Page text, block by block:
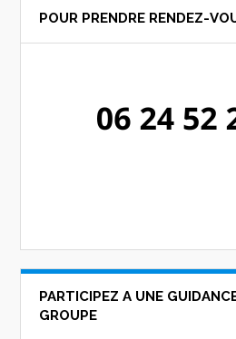
POUR PRENDRE RENDEZ-
PARTICIPEZ A UNE
GROUPE